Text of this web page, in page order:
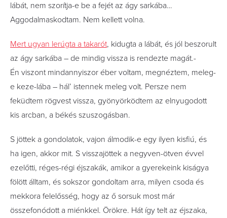
lábát, nem szorítja-e be a fejét az ágy sarkába…
Aggodalmaskodtam. Nem kellett volna.
Mert ugyan lerúgta a takarót, kidugta a lábát, és jól beszorult
az ágy sarkába – de mindig vissza is rendezte magát.­
Én viszont mindannyiszor éber voltam, megnéztem, meleg-
e keze-lába – hál’ istennek meleg volt. Persze nem
feküdtem rögvest vissza, gyönyörködtem az elnyugodott
kis arcban, a békés szuszogásban.
S jöttek a gondolatok, vajon álmodik-e egy ilyen kisfiú, és
ha igen, akkor mit. S visszajöttek a negyven-ötven évvel
ezelőtti, réges-régi éjszakák, amikor a gyerekeink kiságya
fölött álltam, és sokszor gondoltam arra, milyen csoda és
mekkora felelősség, hogy az ő sorsuk most már
összefonódott a miénkkel. Örökre. Hát így telt az éjszaka,